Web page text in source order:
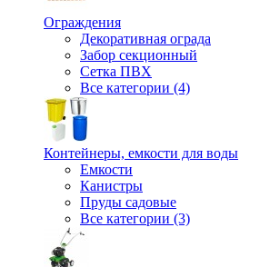
Ограждения
Декоративная ограда
Забор секционный
Сетка ПВХ
Все категории (4)
Контейнеры, емкости для воды
Емкости
Канистры
Пруды садовые
Все категории (3)